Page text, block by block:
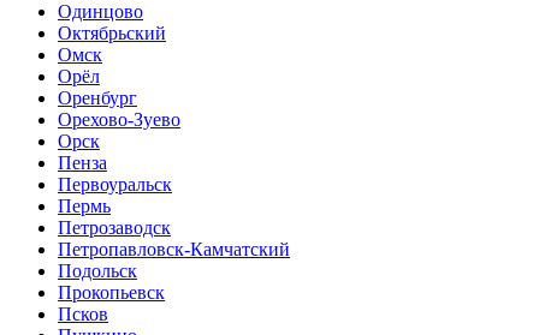
Одинцово
Октябрьский
Омск
Орёл
Оренбург
Орехово-Зуево
Орск
Пенза
Первоуральск
Пермь
Петрозаводск
Петропавловск-Камчатский
Подольск
Прокопьевск
Псков